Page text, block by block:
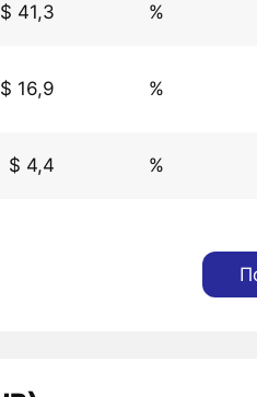
$ 41,3 %
$ 16,9 %
$ 4,4 %